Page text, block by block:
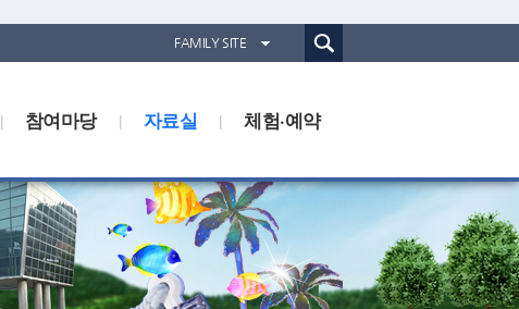
FAMILY SITE
경기도동물위생시험소
경기해양수산자원연구소
통합검색(웹)
체험·예약
자료실
참여마당